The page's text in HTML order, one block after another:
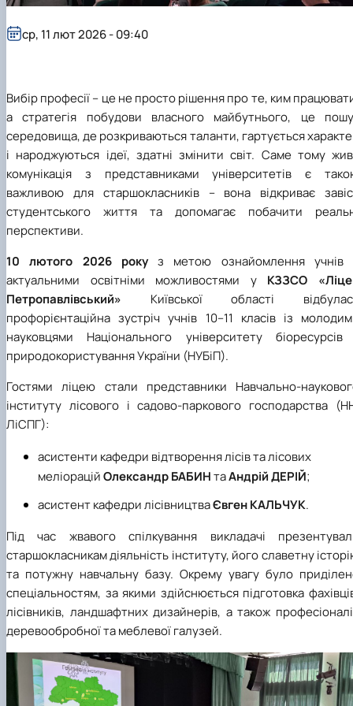
БОРИСЕНКО Володимир Валерійович
ро…
18.06.2022 р.), випускник 1999 року.
ГОРОБЕНКО Олександр Миколайович
(13.09.1986 - 11.11.2024 р.), випускник 2023 ро…
ДАНИЛЕНКО Андрій Миколайович
- 24.08.2024 р.), випускник 2016 року.
ДОСЯК Дмитро Дмитрович (14.05.1981 -
22.12.2023 р.), випускник 2004 року.
ДРУЗЬ Валерій Іванович (02.10.1980 -
31.07.2023 р.), випускник 2005 року.
ЗАЛОЗНИЙ Вʼячеслав Анатолійович
(11.06.1984 - 24.09.2024 р.), випускник 2006
ро…
КОВАЛЬСЬКИЙ Павло Васильович
- 06.05.2022 р.), випускник 1999 року.
- 08.02.2025 р.), випускник 2013 рок…
ЛАЗЕБНИК Іван Вікторович (25.02.1993 -
19.07.2022 р.), студент 1-го курсу …
ЛІЧНИЙ Юрій Русланович (06.05.1996 -
15.12.2024 р.), випускник 2019 року.
МИКУЛІЧ Богдан Олексійович (07.08.1991
МИРОНЕНКО Михайло Вікторович
- 24.05.2024 р.), випускник 1999 року.
МУЗИЧЕНКО Костянтин Вікторович
(18.02.1993 – 13.02.2023 р.), випускник 2021
рок…
ОБЛОМЕЙ Семен Олександрович
- 21.06.2022 р.), студент 3-го курсу 20…
ПАЛІЄНКО Максим Володимирович
- 24.08.2022 р.), випускник 2011 року.
ПЕТРИЧЕНКО Віктор Михайлович
17.05.2022 р.), випускник 2011 року.
Лісопожежні школи
Пожежне законодавство
Вибір професії – це не просто рішення про те, ким
а стратегія побудови власного майбутнього, це
середовища, де розкриваються таланти, гартується
і народжуються ідеї, здатні змінити світ. Саме тому
комунікація з представниками університетів є
важливою для старшокласників – вона відкриває
студентського життя та допомагає побачити
перспективи.
10 лютого 2026 рокуз метою ознайомлення учнів
актуальними освітніми можливостями у КЗЗСО
Петропавлівський» Київської області
профорієнтаційна зустріч учнів 10–11 класів із
науковцями Національного університету біоресурсів
природокористування України (НУБіП).
Гостями ліцею стали представники Навчально-
інституту лісового і садово-паркового господарства
ЛіСПГ):
асистенти кафедри відтворення лісів та лісових
меліораційОлександр БАБИНтаАндрій ДЕРІЙ;
асистент кафедри лісівництваЄвген КАЛЬЧУК.
Під час жвавого спілкування викладачі
старшокласникам діяльність інституту, його славетну
та потужну навчальну базу. Окрему увагу було
спеціальностям, за якими здійснюється підготовка
лісівників, ландшафтних дизайнерів, а також
деревообробної та меблевої галузей.
ср, 11 лют 2026 - 09:40